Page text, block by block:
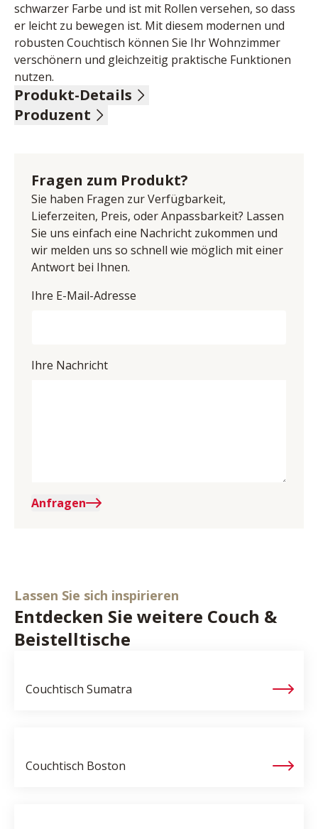
schwarzer Farbe und ist mit Rollen versehen, so dass
er leicht zu bewegen ist. Mit diesem modernen und
robusten Couchtisch können Sie Ihr Wohnzimmer
verschönern und gleichzeitig praktische Funktionen
nutzen.
Produkt-Details
Oberplatte Artisan Eiche Nachbildung 18 mm,
Produzent
E-Mail-Adresse: info@m2-kollektion.de
UID (Umsatzsteuer-Identifikationsnummer): DE
350406040
Fragen zum Produkt?
Sie haben Fragen zur Verfügbarkeit,
Lieferzeiten, Preis, oder Anpassbarkeit? Lassen
Sie uns einfach eine Nachricht zukommen und
wir melden uns so schnell wie möglich mit einer
Antwort bei Ihnen.
Ihre E-Mail-Adresse
Ihre Nachricht
Anfragen
Lassen Sie sich inspirieren
Entdecken Sie weitere Couch &
Beistelltische
Couchtisch Sumatra
Couchtisch Boston